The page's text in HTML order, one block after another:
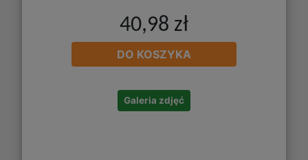
40,98 zł
DO KOSZYKA
Galeria zdjęć